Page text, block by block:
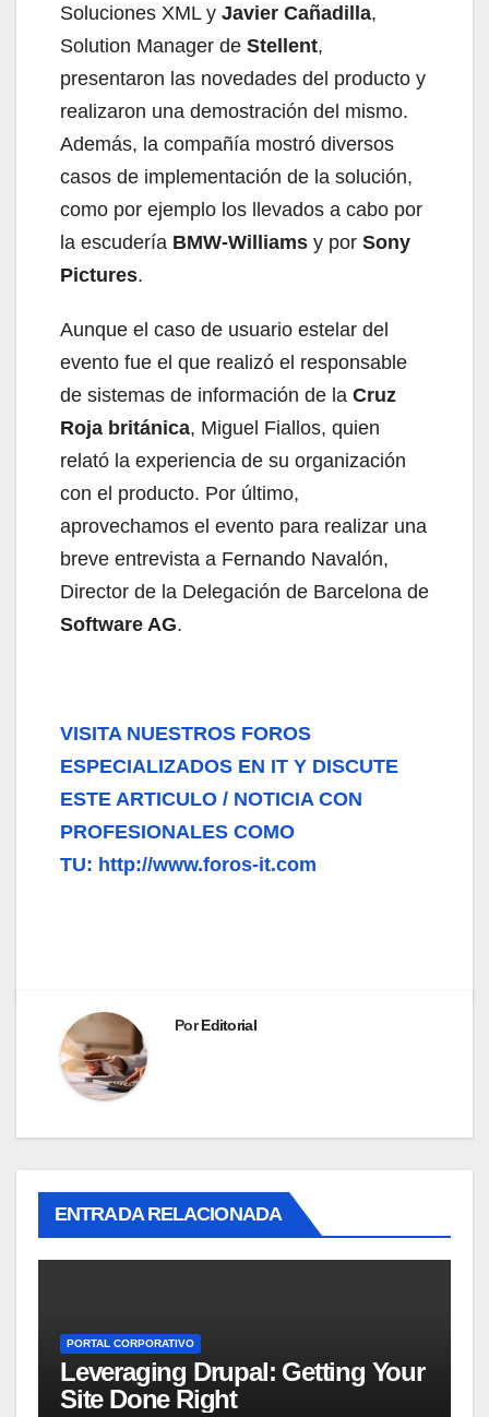
Soluciones XML y Javier Cañadilla,
Solution Manager de Stellent,
presentaron las novedades del producto y
realizaron una demostración del mismo.
Además, la compañía mostró diversos
casos de implementación de la solución,
como por ejemplo los llevados a cabo por
la escudería BMW-Williams y por Sony
Pictures.
Aunque el caso de usuario estelar del
evento fue el que realizó el responsable
de sistemas de información de la Cruz
Roja británica, Miguel Fiallos, quien
relató la experiencia de su organización
con el producto. Por último,
aprovechamos el evento para realizar una
breve entrevista a Fernando Navalón,
Director de la Delegación de Barcelona de
Software AG.
VISITA NUESTROS FOROS
ESPECIALIZADOS EN IT Y DISCUTE
ESTE ARTICULO / NOTICIA CON
PROFESIONALES COMO
TU: http://www.foros-it.com
PorEditorial
ENTRADA RELACIONADA
PORTAL CORPORATIVO
Leveraging Drupal: Getting Your
Site Done Right